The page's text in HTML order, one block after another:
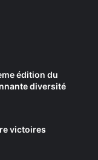
édition du
diversité
victoires